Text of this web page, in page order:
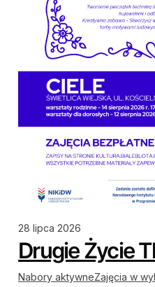
28 lipca 2026
Drugie Życie
Nabory aktywneZajęcia w